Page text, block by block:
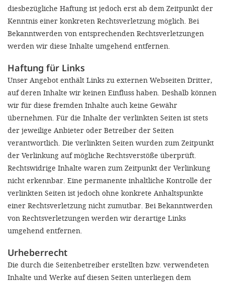
diesbezügliche Haftung ist jedoch erst ab dem Zeitpunkt der
Kenntnis einer konkreten Rechtsverletzung möglich. Bei
Bekanntwerden von entsprechenden Rechtsverletzungen
werden wir diese Inhalte umgehend entfernen.
Haftung für Links
Unser Angebot enthält Links zu externen Webseiten Dritter,
auf deren Inhalte wir keinen Einfluss haben. Deshalb können
wir für diese fremden Inhalte auch keine Gewähr
übernehmen. Für die Inhalte der verlinkten Seiten ist stets
der jeweilige Anbieter oder Betreiber der Seiten
verantwortlich. Die verlinkten Seiten wurden zum Zeitpunkt
der Verlinkung auf mögliche Rechtsverstöße überprüft.
Rechtswidrige Inhalte waren zum Zeitpunkt der Verlinkung
nicht erkennbar. Eine permanente inhaltliche Kontrolle der
verlinkten Seiten ist jedoch ohne konkrete Anhaltspunkte
einer Rechtsverletzung nicht zumutbar. Bei Bekanntwerden
von Rechtsverletzungen werden wir derartige Links
umgehend entfernen.
Urheberrecht
Die durch die Seitenbetreiber erstellten bzw. verwendeten
Inhalte und Werke auf diesen Seiten unterliegen dem